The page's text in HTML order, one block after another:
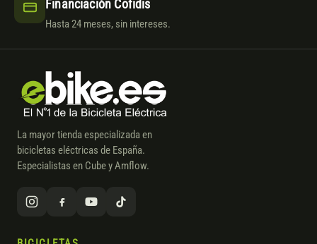
Financiación Cofidis
Hasta 24 meses, sin intereses.
La mayor tienda especializada en
bicicletas eléctricas de España.
Especialistas en Cube y Amflow.